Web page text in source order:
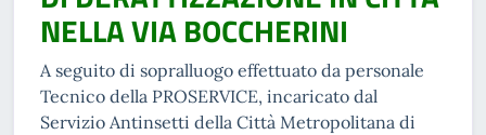
NELLA VIA BOCCHERINI
A seguito di sopralluogo effettuato da personale
Tecnico della PROSERVICE, incaricato dal
Servizio Antinsetti della Città Metropolitana di